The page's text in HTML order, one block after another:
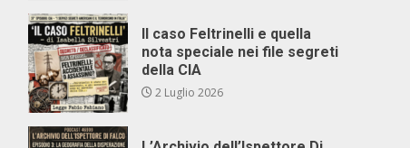
Il caso Feltrinelli e quella
nota speciale nei file segreti
della CIA
2 Luglio 2026